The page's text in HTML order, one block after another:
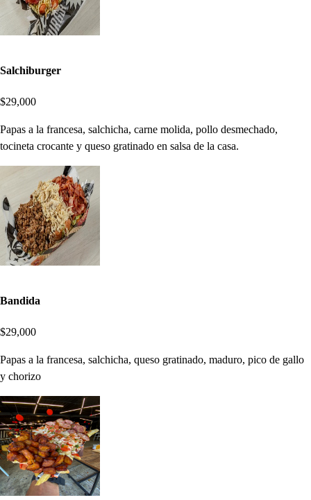
Salchiburger
$29,000
Papas a la francesa, salchicha, carne molida, pollo desmechado,
tocineta crocante y queso gratinado en salsa de la casa.
Bandida
$29,000
Papas a la francesa, salchicha, queso gratinado, maduro, pico de gallo
y chorizo